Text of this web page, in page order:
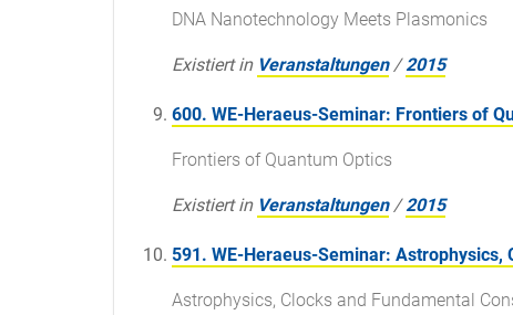
DNA Nanotechnology Meets Plasmonics
Existiert in Veranstaltungen /2015
600. WE-Heraeus-Seminar: Frontiers of
Frontiers of Quantum Optics
Existiert in Veranstaltungen /2015
591. WE-Heraeus-Seminar: Astrophysics,
Astrophysics, Clocks and Fundamental